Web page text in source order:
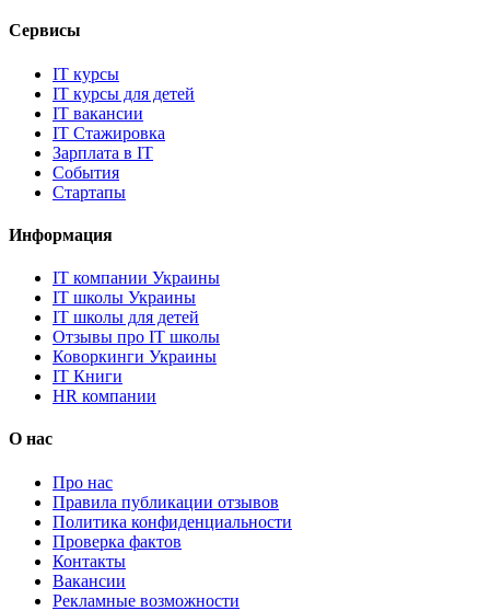
Сервисы
IT курсы
IT курсы для детей
IT вакансии
IT Стажировка
Зарплата в IT
События
Стартапы
Информация
IT компании Украины
IT школы Украины
IT школы для детей
Отзывы про IT школы
Коворкинги Украины
IT Книги
HR компании
О нас
Про нас
Правила публикации отзывов
Политика конфиденциальности
Проверка фактов
Контакты
Вакансии
Рекламные возможности